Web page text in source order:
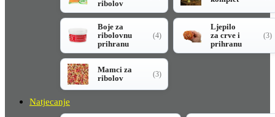
ribolov
Boje za
ribolovnu
prihranu
(4)
Ljepilo
za crve i
prihranu
(3)
Mamci za
ribolov
(3)
Natjecanje